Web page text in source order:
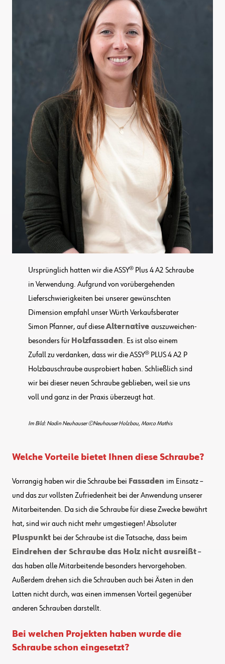
Ursprünglich hatten wir die ASSY® Plus 4 A2 Schraube
in Verwendung. Aufgrund von vorübergehenden
Lieferschwierigkeiten bei unserer gewünschten
Dimension empfahl unser Würth Verkaufsberater
Simon Pfanner, auf dieseAlternative auszuweichen-
besonders für Holzfassaden. Es ist also einem
Zufall zu verdanken, dass wir die ASSY® PLUS 4 A2 P
Holzbauschraube ausprobiert haben. Schließlich sind
wir bei dieser neuen Schraube geblieben, weil sie uns
voll und ganz in der Praxis überzeugt hat.
Im Bild: Nadin Neuhauser ©Neuhauser Holzbau, Marco Mathis
Welche Vorteile bietet Ihnen diese Schraube?
Vorrangig haben wir die Schraube bei Fassaden im Einsatz –
und das zur vollsten Zufriedenheit bei der Anwendung unserer
Mitarbeitenden. Da sich die Schraube für diese Zwecke bewährt
hat, sind wir auch nicht mehr umgestiegen! Absoluter
Pluspunkt bei der Schraube ist die Tatsache, dass beim
Eindrehen der Schraube das Holz nicht ausreißt–
das haben alle Mitarbeitende besonders hervorgehoben.
Außerdem drehen sich die Schrauben auch bei Ästen in den
Latten nicht durch, was einen immensen Vorteil gegenüber
anderen Schrauben darstellt.
Bei welchen Projekten haben wurde die
Schraube schon eingesetzt?